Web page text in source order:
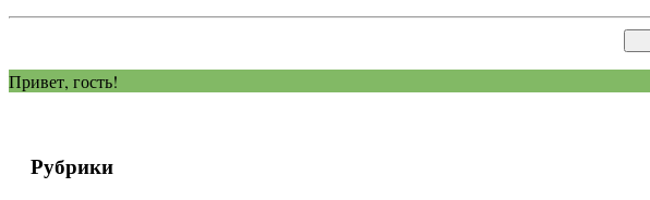
Привет, гость!
Рубрики